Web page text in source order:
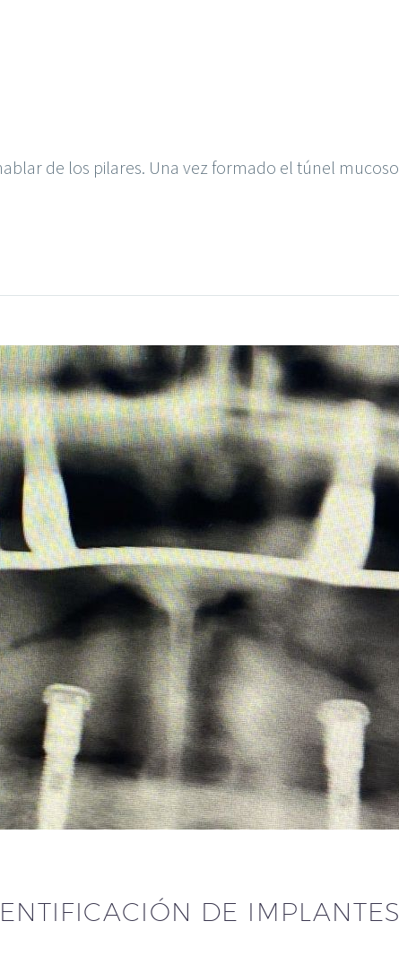
hablar de los pilares. Una vez formado el túnel
DE